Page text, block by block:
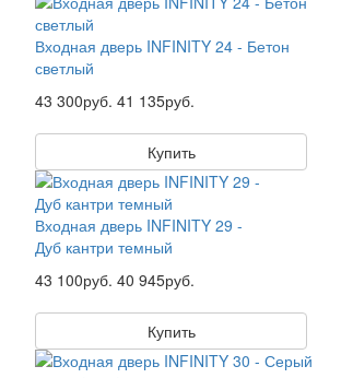
Входная дверь INFINITY 24 - Бетон
светлый
43 300руб. 41 135руб.
Купить
Входная дверь INFINITY 29 -
Дуб кантри темный
43 100руб. 40 945руб.
Купить